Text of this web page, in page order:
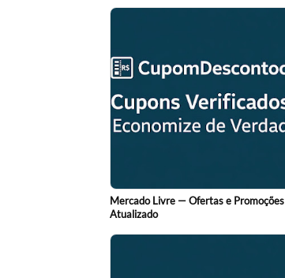
Mercado Livre — Ofertas e Promoções |
Atualizado